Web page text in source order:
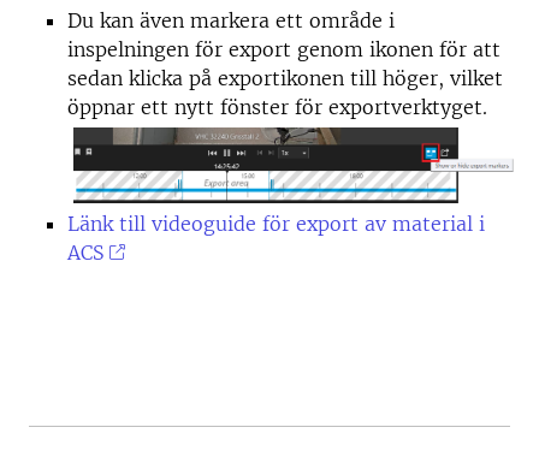
Du kan även markera ett område i
inspelningen för export genom ikonen för att
sedan klicka på exportikonen till höger, vilket
öppnar ett nytt fönster för exportverktyget.
Länk till videoguide för export av material i
ACS